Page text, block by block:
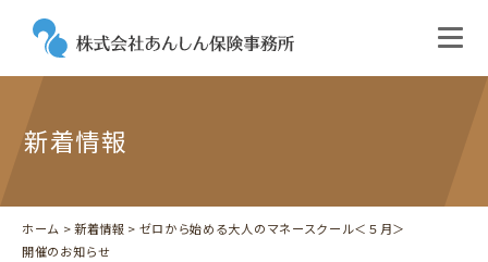
新着情報
ホーム >新着情報 > ゼロから始める大人のマネースクール＜５月＞
開催のお知らせ